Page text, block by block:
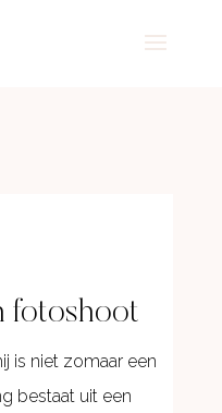
fotoshoot
is niet zomaar een
bestaat uit een